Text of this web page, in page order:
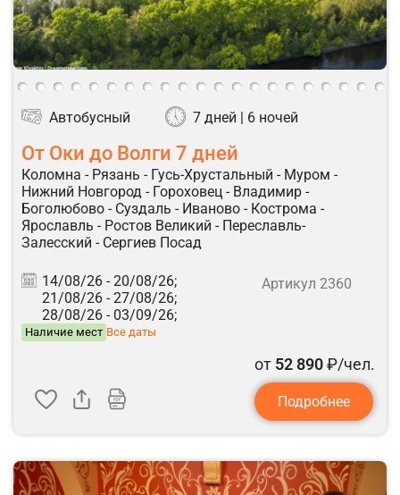
Автобусный 7 дней | 6 ночей
От Оки до Волги 7 дней
Коломна - Рязань - Гусь-Хрустальный - Муром -
Нижний Новгород - Гороховец - Владимир -
Боголюбово - Суздаль - Иваново - Кострома -
Ярославль - Ростов Великий - Переславль-
Залесский - Сергиев Посад
14/08/26 - 20/08/26;
21/08/26 - 27/08/26;
28/08/26 - 03/09/26;
Наличие мест Все даты
Артикул 2360
от 52 890₽/чел.
Подробнее